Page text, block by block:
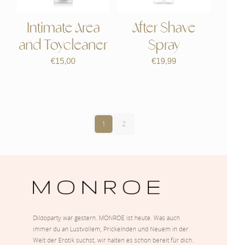
Intimate Area
and Toycleaner
€15,00
After Shave
Spray
€19,99
1 2
Dildoparty war gestern. MONROE ist heute. Was auch
immer du an Lustvollem, Prickelnden und Neuem in der
Welt der Erotik suchst, wir halten es schon bereit für dich.